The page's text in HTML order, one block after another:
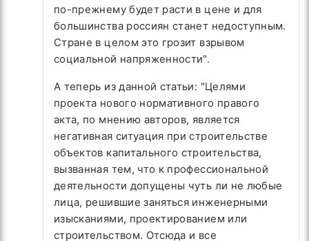
по-прежнему будет расти в цене и для
большинства россиян станет недоступным.
Стране в целом это грозит взрывом
социальной напряженности".
А теперь из данной статьи: "Целями
проекта нового нормативного правого
акта, по мнению авторов, является
негативная ситуация при строительстве
объектов капитального строительства,
вызванная тем, что к профессиональной
деятельности допущены чуть ли не любые
лица, решившие заняться инженерными
изысканиями, проектированием или
строительством. Отсюда и все